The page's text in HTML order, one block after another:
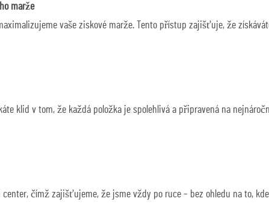
marže
vaše ziskové marže. Tento přístup zajišťuje, že
klid v tom, že každá položka je spolehlivá a připravená na
čímž zajišťujeme, že jsme vždy po ruce – bez ohledu na to,